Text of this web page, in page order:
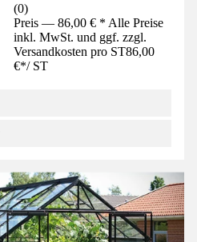
(0)
Preis — 86,00 € * Alle Preise
inkl. MwSt. und ggf. zzgl.
Versandkosten pro ST86,00
€*/ ST